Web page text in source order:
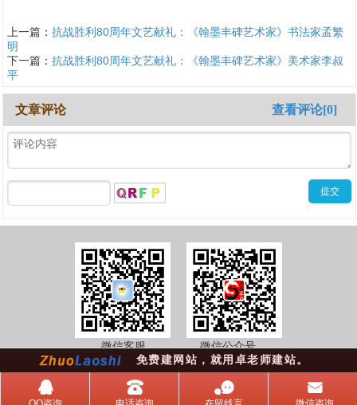
上一篇： 抗战胜利80周年文艺献礼：《翰墨丰碑艺术家》书法家孟繁
明
下一篇： 抗战胜利80周年文艺献礼：《翰墨丰碑艺术家》美术家李叔
平
查看评论[0]
文章评论
微信客服 微信公众号
免费建网站，就用卓老师建站。
󰇇 󰇯 󰂮 󰄸